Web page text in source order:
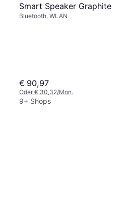
Smart Speaker Graphite
Bluetooth, WLAN
€ 90,97
Oder € 30,32/Mon.
9+ Shops